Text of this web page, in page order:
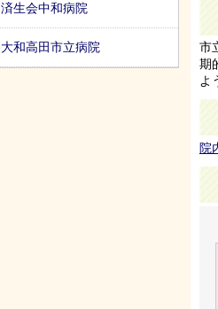
済生会中和病院
大和高田市立病院
市
期
よ
院